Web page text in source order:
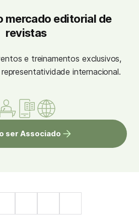
mercado editorial de
revistas
e treinamentos exclusivos,
internacional.
ser Associado